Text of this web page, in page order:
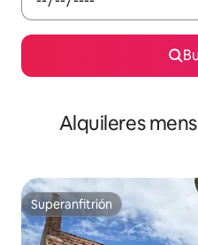
Alquileres
Superanfitrión
Superanfitrión